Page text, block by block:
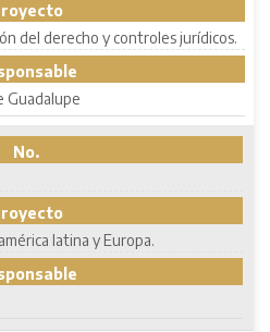
del derecho y controles jurídicos.
Guadalupe
No.
latina y Europa.